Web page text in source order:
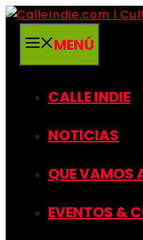
Saltar
contenidoMENÚ
CALLE INDIE
NOTICIAS
QUE VAMOS
EVENTOS &